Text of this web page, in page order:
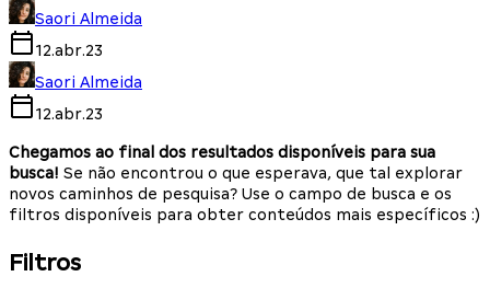
Saori Almeida
12.abr.23
Saori Almeida
12.abr.23
Chegamos ao final dos resultados disponíveis para sua
busca! Se não encontrou o que esperava, que tal explorar
novos caminhos de pesquisa? Use o campo de busca e os
filtros disponíveis para obter conteúdos mais específicos :)
Filtros